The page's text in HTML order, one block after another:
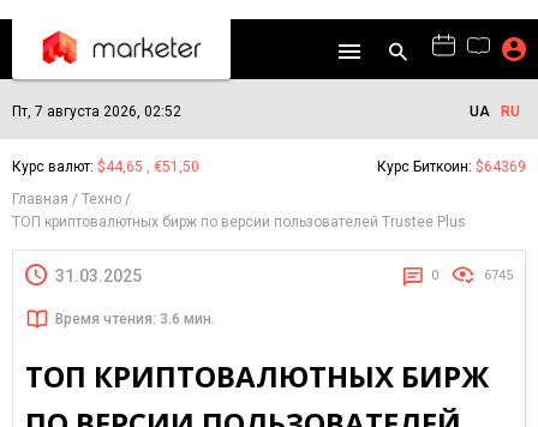
Пт, 7 августа 2026, 02:52 UA RU
Курс валют: $44,65 , €51,50 Курс Биткоин: $64369
Главная
Техно
ТОП криптовалютных бирж по версии пользователей Trustee Plus
31.03.2025 0 6745
Время чтения: 3.6 мин.
ТОП КРИПТОВАЛЮТНЫХ БИРЖ